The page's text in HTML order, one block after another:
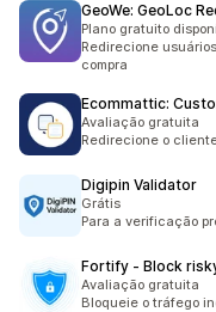
GeoWe: GeoLoc
Plano gratuito
Redirecione
compra
Ecommattic:
Avaliação gratuita
Redirecione o
Digipin Validator
Grátis
Para a verificação
Fortify ‑ Block
Avaliação gratuita
Bloqueie o tráfego